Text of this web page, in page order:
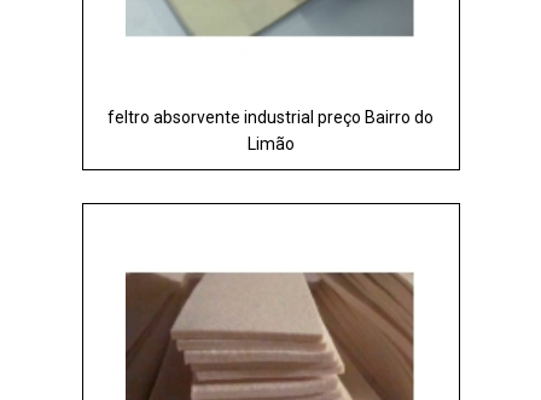
feltro absorvente industrial preço Bairro do
Limão